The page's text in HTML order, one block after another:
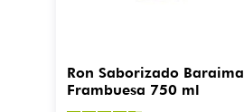
Ron Saborizado Baraima
Frambuesa 750 ml